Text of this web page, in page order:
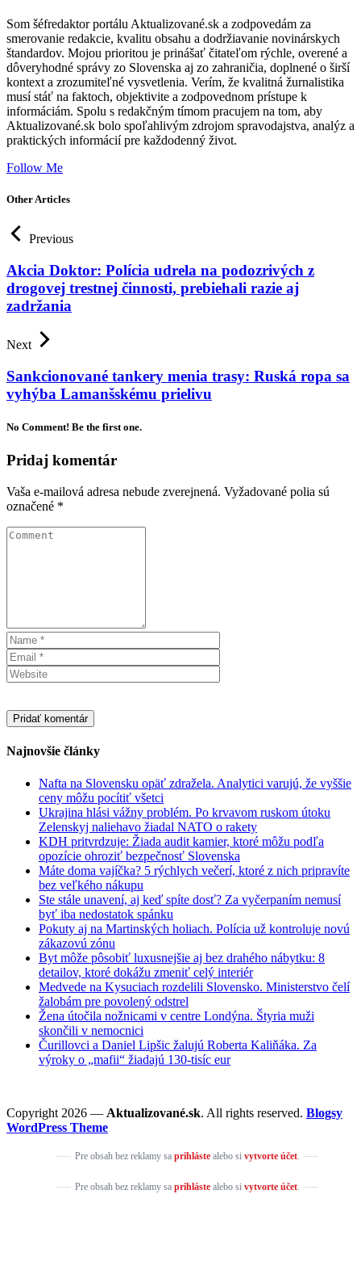
Som šéfredaktor portálu Aktualizované.sk a zodpovedám za
smerovanie redakcie, kvalitu obsahu a dodržiavanie novinárskych
štandardov. Mojou prioritou je prinášať čitateľom rýchle, overené a
dôveryhodné správy zo Slovenska aj zo zahraničia, doplnené o širší
kontext a zrozumiteľné vysvetlenia. Verím, že kvalitná žurnalistika
musí stáť na faktoch, objektivite a zodpovednom prístupe k
informáciám. Spolu s redakčným tímom pracujem na tom, aby
Aktualizované.sk bolo spoľahlivým zdrojom spravodajstva, analýz a
praktických informácií pre každodenný život.
Follow Me
Other Articles
Previous
Akcia Doktor: Polícia udrela na podozrivých z
drogovej trestnej činnosti, prebiehali razie aj
zadržania
Next
Sankcionované tankery menia trasy: Ruská ropa sa
vyhýba Lamanšskému prielivu
No Comment! Be the first one.
Pridaj komentár
Vaša e-mailová adresa nebude zverejnená. Vyžadované polia sú
označené *
Najnovšie články
Nafta na Slovensku opäť zdražela. Analytici varujú, že vyššie
ceny môžu pocítiť všetci
Ukrajina hlási vážny problém. Po krvavom ruskom útoku
Zelenskyj naliehavo žiadal NATO o rakety
KDH pritvrdzuje: Žiada audit kamier, ktoré môžu podľa
opozície ohroziť bezpečnosť Slovenska
Máte doma vajíčka? 5 rýchlych večerí, ktoré z nich pripravíte
bez veľkého nákupu
Ste stále unavení, aj keď spíte dosť? Za vyčerpaním nemusí
byť iba nedostatok spánku
Pokuty aj na Martinských holiach. Polícia už kontroluje novú
zákazovú zónu
Byt môže pôsobiť luxusnejšie aj bez drahého nábytku: 8
detailov, ktoré dokážu zmeniť celý interiér
Medvede na Kysuciach rozdelili Slovensko. Ministerstvo čelí
žalobám pre povolený odstrel
Žena útočila nožnicami v centre Londýna. Štyria muži
skončili v nemocnici
Čurillovci a Daniel Lipšic žalujú Roberta Kaliňáka. Za
výroky o „mafii“ žiadajú 130-tisíc eur
Copyright 2026 — Aktualizované.sk. All rights reserved. Blogsy
WordPress Theme
Pre obsah bez reklamy sa prihlástealebo si vytvorte účet.